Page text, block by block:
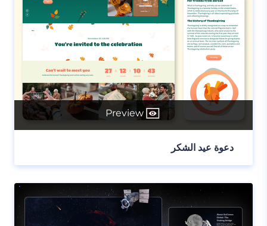
Preview
دعوة عيد الشكر